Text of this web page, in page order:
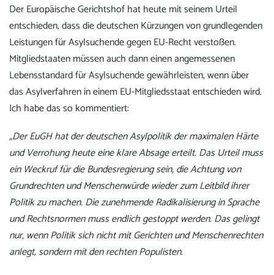
Der Europäische Gerichtshof hat heute mit seinem Urteil
entschieden, dass die deutschen Kürzungen von grundlegenden
Leistungen für Asylsuchende gegen EU-Recht verstoßen.
Mitgliedstaaten müssen auch dann einen angemessenen
Lebensstandard für Asylsuchende gewährleisten, wenn über
das Asylverfahren in einem EU-Mitgliedsstaat entschieden wird.
Ich habe das so kommentiert:
„Der EuGH hat der deutschen Asylpolitik der maximalen Härte
und Verrohung heute eine klare Absage erteilt. Das Urteil muss
ein Weckruf für die Bundesregierung sein, die Achtung von
Grundrechten und Menschenwürde wieder zum Leitbild ihrer
Politik zu machen. Die zunehmende Radikalisierung in Sprache
und Rechtsnormen muss endlich gestoppt werden. Das gelingt
nur, wenn Politik sich nicht mit Gerichten und Menschenrechten
anlegt, sondern mit den rechten Populisten.